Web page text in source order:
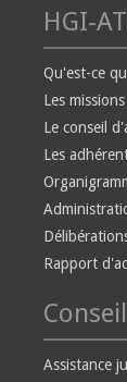
HGI-
Qu'est-ce
Les
Le conseil
Les
Rapport
Assistance